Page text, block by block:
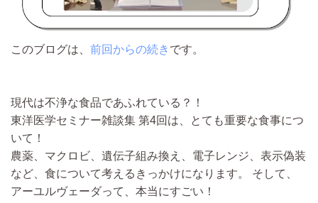
このブログは、 前回からの続き です。
現代は不浄な食品であふれている？！
東洋医学セミナー雑談集 第4回は、とても重要な食事につ
いて！
農薬、マクロビ、遺伝子組み換え、電子レンジ、表示偽装
など、食について考えるきっかけになります。
そして、
アーユルヴェーダって、本当にすごい！